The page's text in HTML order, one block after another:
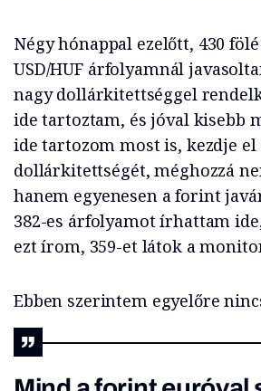
Négy hónappal ezelőtt, 430
USD/HUF árfolyamnál
nagy dollárkitettséggel
ide tartoztam, és jóval kisebb
ide tartozom most is, kezdje
dollárkitettségét, méghozzá
hanem egyenesen a forint
382-es árfolyamot írhattam
ezt írom, 359-et látok a
Ebben szerintem egyelőre